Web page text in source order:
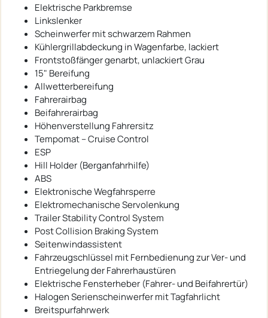
Elektrische Parkbremse
Linkslenker
Scheinwerfer mit schwarzem Rahmen
Kühlergrillabdeckung in Wagenfarbe, lackiert
Frontstoßfänger genarbt, unlackiert Grau
15" Bereifung
Allwetterbereifung
Fahrerairbag
Beifahrerairbag
Höhenverstellung Fahrersitz
Tempomat – Cruise Control
ESP
Hill Holder (Berganfahrhilfe)
ABS
Elektronische Wegfahrsperre
Elektromechanische Servolenkung
Trailer Stability Control System
Post Collision Braking System
Seitenwindassistent
Fahrzeugschlüssel mit Fernbedienung zur Ver- und
Entriegelung der Fahrerhaustüren
Elektrische Fensterheber (Fahrer- und Beifahrertür)
Halogen Serienscheinwerfer mit Tagfahrlicht
Breitspurfahrwerk